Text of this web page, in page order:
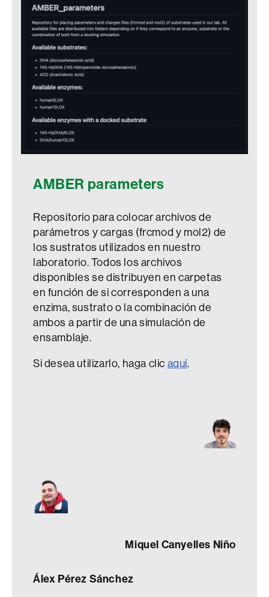
AMBER parameters
Repositorio para colocar archivos de
parámetros y cargas (frcmod y mol2) de
los sustratos utilizados en nuestro
laboratorio. Todos los archivos
disponibles se distribuyen en carpetas
en función de si corresponden a una
enzima, sustrato o la combinación de
ambos a partir de una simulación de
ensamblaje.
Si desea utilizarlo, haga clic aquí.
Miquel Canyelles Niño
Álex Pérez Sánchez